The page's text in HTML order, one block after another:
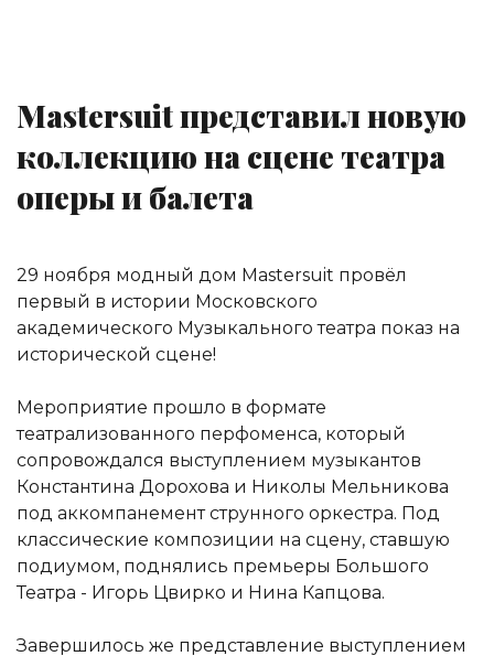
Mastersuit представил новую
коллекцию на сцене театра
оперы и балета
29 ноября модный дом Mastersuit провёл
первый в истории Московского
академического Музыкального театра показ на
исторической сцене!
Мероприятие прошло в формате
театрализованного перфоменса, который
сопровождался выступлением музыкантов
Константина Дорохова и Николы Мельникова
под аккомпанемент струнного оркестра. Под
классические композиции на сцену, ставшую
подиумом, поднялись премьеры Большого
Театра - Игорь Цвирко и Нина Капцова.
Завершилось же представление выступлением